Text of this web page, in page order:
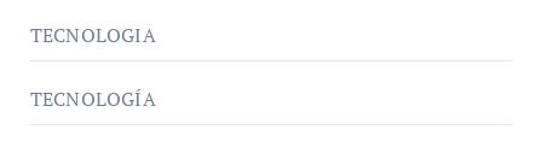
TECNOLOGIA
TECNOLOGÍA